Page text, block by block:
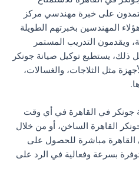
على خبرة مهندسي مركز
المهندسين بخبرتهم الطويلة
ويقدمون التدريب المستمر
ذلك، يستطيع توكيل صيانة جونكر
مثل الثلاجات، والغسالات،
جونكر في القاهرة في أي وقت
القاهرة الساخن، أو من خلال
القاهرة مباشرة للحصول على
بسرعة وفعالية في الرد على